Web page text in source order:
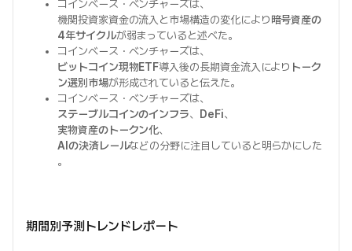
コインベース・ベンチャーズは、
機関投資家資金の流入と市場構造の変化により暗号資産の
4年サイクルが弱まっていると述べた。
コインベース・ベンチャーズは、
ビットコイン現物ETF導入後の長期資金流入により トーク
ン選別市場が形成されていると伝えた。
コインベース・ベンチャーズは、
ステーブルコインのインフラ、 DeFi、
実物資産のトークン化、
AIの決済レールなどの分野に注目していると明らかにした
。
期間別予測トレンドレポート